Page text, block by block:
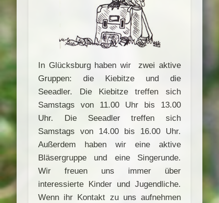
In Glücksburg haben wir zwei aktive
Gruppen: die Kiebitze und die
Seeadler. Die Kiebitze treffen sich
Samstags von 11.00 Uhr bis 13.00
Uhr. Die Seeadler treffen sich
Samstags von 14.00 bis 16.00 Uhr.
Außerdem haben wir eine aktive
Bläsergruppe und eine Singerunde.
Wir freuen uns immer über
interessierte Kinder und Jugendliche.
Wenn ihr Kontakt zu uns aufnehmen